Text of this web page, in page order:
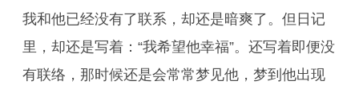
我和他已经没有了联系，却还是暗爽了。但日记
里，却还是写着：“我希望他幸福”。还写着即便没
有联络，那时候还是会常常梦见他，梦到他出现